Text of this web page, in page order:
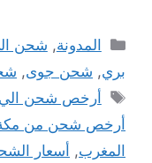
التصنيفات
المدونة, شحن
بري, شحن جوى,
الوسوم
أرخص شحن
أرخص شحن من
المغرب, أسعار